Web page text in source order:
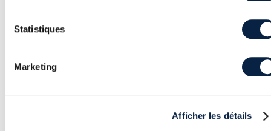
Statistiques
Marketing
Afficher les détails
CALENDRIER 2025 DES FORMATIONS EN
Au cours des dernières années, l’augmentation
incessante des risques en termes de cybersécurité
a transformé la possibilité de formation en une